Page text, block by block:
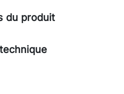
du produit